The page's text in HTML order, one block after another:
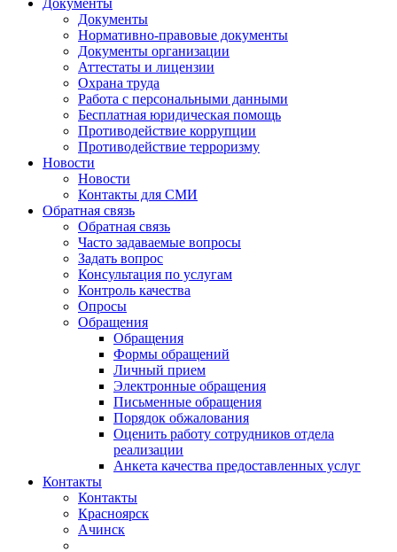
Документы
Нормативно-правовые документы
Документы организации
Аттестаты и лицензии
Охрана труда
Работа с персональными данными
Бесплатная юридическая помощь
Противодействие коррупции
Противодействие терроризму
Новости
Новости
Контакты для СМИ
Обратная связь
Обратная связь
Часто задаваемые вопросы
Задать вопрос
Консультация по услугам
Контроль качества
Опросы
Обращения
Обращения
Формы обращений
Личный прием
Электронные обращения
Письменные обращения
Порядок обжалования
Оценить работу сотрудников отдела
реализации
Анкета качества предоставленных услуг
Контакты
Контакты
Красноярск
Ачинск